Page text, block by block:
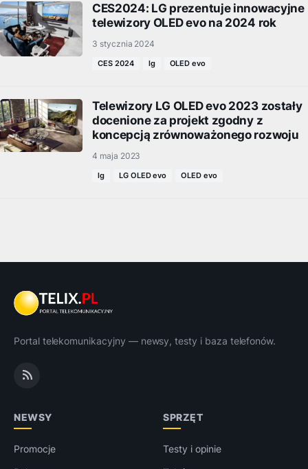
CES2024: LG prezentuje innowacyjne
telewizory OLED evo na 2024 rok
3 stycznia 2024
CES 2024 lg OLED evo
Telewizory LG OLED evo 2023 zostały
docenione za projekt zgodny z
koncepcją zrównoważonego rozwoju
4 maja 2023
lg LG OLED evo OLED evo
Portal telekomunikacyjny — newsy, testy i baza telefonów.
NEWSY
Promocje
SPRZĘT
Testy i opinie